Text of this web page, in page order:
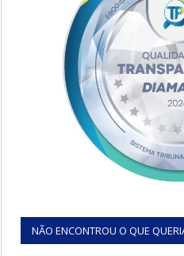
NÃO ENCONTROU O QUE